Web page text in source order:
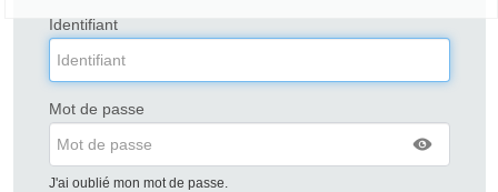
Identifiant
Mot de passe
J'ai oublié mon mot de passe.